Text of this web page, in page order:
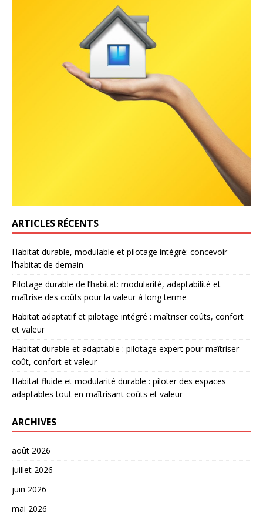
ARTICLES RÉCENTS
Habitat durable, modulable et pilotage intégré: concevoir
l’habitat de demain
Pilotage durable de l’habitat: modularité, adaptabilité et
maîtrise des coûts pour la valeur à long terme
Habitat adaptatif et pilotage intégré : maîtriser coûts, confort
et valeur
Habitat durable et adaptable : pilotage expert pour maîtriser
coût, confort et valeur
Habitat fluide et modularité durable : piloter des espaces
adaptables tout en maîtrisant coûts et valeur
ARCHIVES
août 2026
juillet 2026
juin 2026
mai 2026